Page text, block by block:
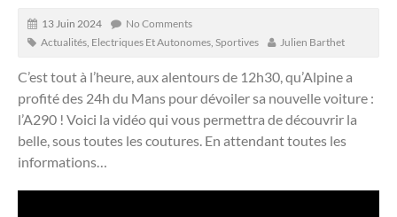
13 Juin 2024
No Comments
Actualités Electriques Et Autonomes Sportives Julien Barthet
C’est tout à l’heure, aux alentours de 12h30, qu’Alpine a
profité des 24h du Mans pour dévoiler sa nouvelle voiture :
l’A290 ! Voici la vidéo qui vous permettra de découvrir la
belle, sous toutes les coutures. En attendant toutes les
informations…